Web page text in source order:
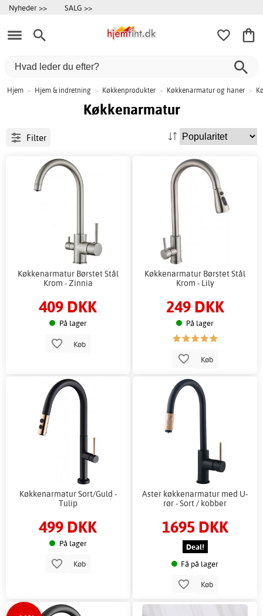
Nyheder >> SALG >>
Hjem > Hjem & indretning > Køkkenprodukter > Køkkenarmatur og haner >
Køkkenarmatur
Filter
Køkkenarmatur Børstet Stål
Krom - Zinnia
409 DKK
På lager
Køb
Køkkenarmatur Børstet Stål
Krom - Lily
249 DKK
På lager
Køb
Køkkenarmatur Sort/Guld -
Tulip
499 DKK
På lager
Køb
Aster køkkenarmatur med U-
rør - Sort / kobber
1695 DKK
Deal!
Få på lager
Køb